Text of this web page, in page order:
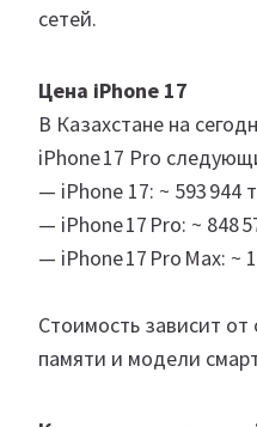
сетей.
Цена iPhone 17
В Казахстане на
iPhone 17 Pro
— iPhone 17: ~ 593 944
— iPhone 17 Pro: ~ 848
— iPhone 17 Pro Max: ~
Стоимость зависит
памяти и модели